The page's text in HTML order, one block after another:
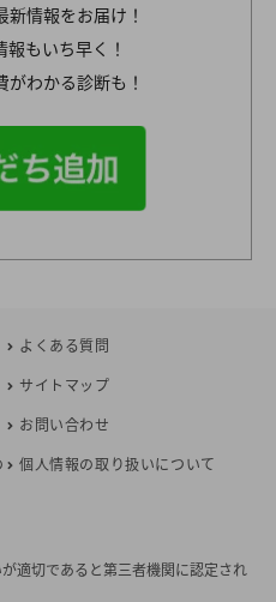
情報をお届け！
もいち早く！
がわかる診断も！
よくある質問
サイトマップ
お問い合わせ
個人情報の取り扱いについて
適切であると第三者機関に認定され